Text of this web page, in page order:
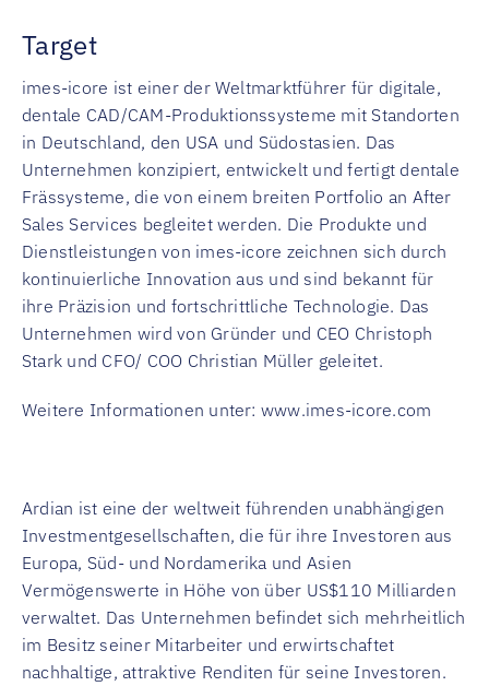
Target
imes-icore ist einer der Weltmarktführer für digitale,
dentale CAD/CAM-Produktionssysteme mit Standorten
in Deutschland, den USA und Südostasien. Das
Unternehmen konzipiert, entwickelt und fertigt dentale
Frässysteme, die von einem breiten Portfolio an After
Sales Services begleitet werden. Die Produkte und
Dienstleistungen von imes-icore zeichnen sich durch
kontinuierliche Innovation aus und sind bekannt für
ihre Präzision und fortschrittliche Technologie. Das
Unternehmen wird von Gründer und CEO Christoph
Stark und CFO/ COO Christian Müller geleitet.
Weitere Informationen unter: www.imes-icore.com
Ardian ist eine der weltweit führenden unabhängigen
Investmentgesellschaften, die für ihre Investoren aus
Europa, Süd- und Nordamerika und Asien
Vermögenswerte in Höhe von über US$110 Milliarden
verwaltet. Das Unternehmen befindet sich mehrheitlich
im Besitz seiner Mitarbeiter und erwirtschaftet
nachhaltige, attraktive Renditen für seine Investoren.